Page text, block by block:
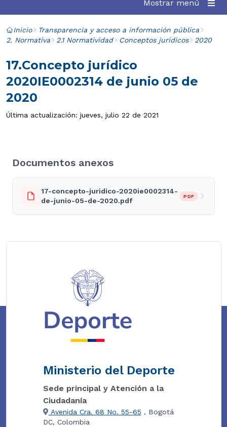
Mostrar menú
Inicio
Transparencia y acceso a información pública
2. Normativa
2.1 Normatividad Conceptos jurídicos 2020
17.Concepto jurídico
2020IE0002314 de junio 05 de
2020
Última actualización: jueves, julio 22 de 2021
Documentos anexos
17-concepto-juridico-2020ie0002314-
de-junio-05-de-2020.pdf
PDF
Ministerio del Deporte
Sede principal y Atención a la
Ciudadanía
Avenida Cra. 68 No. 55-65 , Bogotá
DC, Colombia